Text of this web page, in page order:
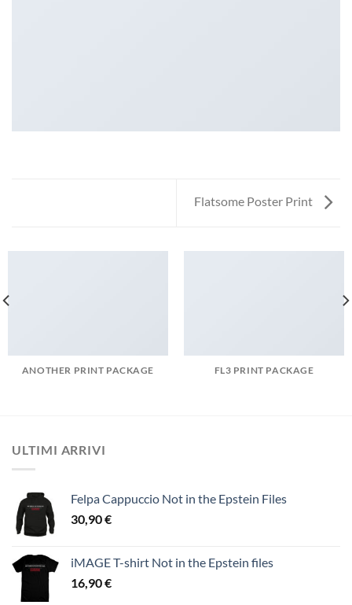
Flatsome Poster Print
ANOTHER PRINT PACKAGE FL3 PRINT PACKAGE
ULTIMI ARRIVI
Felpa Cappuccio Not in the Epstein Files
30,90€
iMAGE T-shirt Not in the Epstein files
16,90€